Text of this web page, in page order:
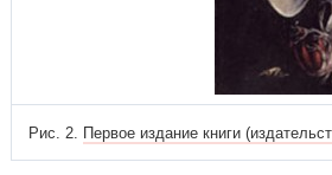
Рис. 2. Первое издание книги